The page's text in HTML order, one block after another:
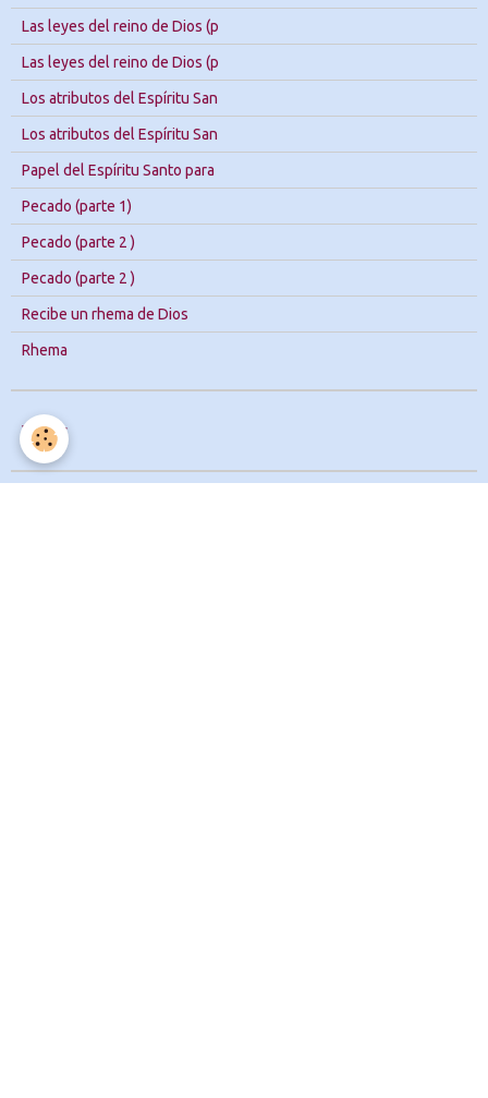
Las leyes del reino de Dios (p
Las leyes del reino de Dios (p
Los atributos del Espíritu San
Los atributos del Espíritu San
Papel del Espíritu Santo para
Pecado (parte 1)
Pecado (parte 2 )
Pecado (parte 2 )
Recibe un rhema de Dios
Rhema
Vídeos